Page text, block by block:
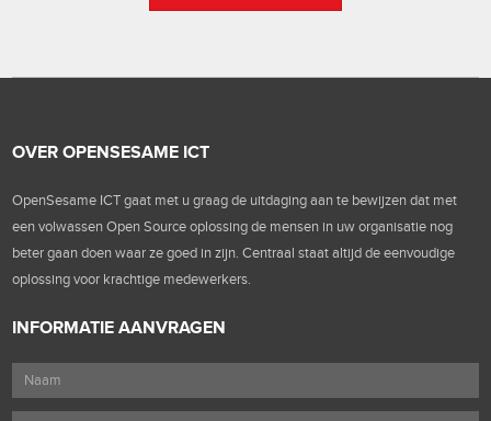
OVER OPENSESAME ICT
OpenSesame ICT gaat met u graag de uitdaging aan te bewijzen dat met
een volwassen Open Source oplossing de mensen in uw organisatie nog
beter gaan doen waar ze goed in zijn. Centraal staat altijd de eenvoudige
oplossing voor krachtige medewerkers.
INFORMATIE AANVRAGEN